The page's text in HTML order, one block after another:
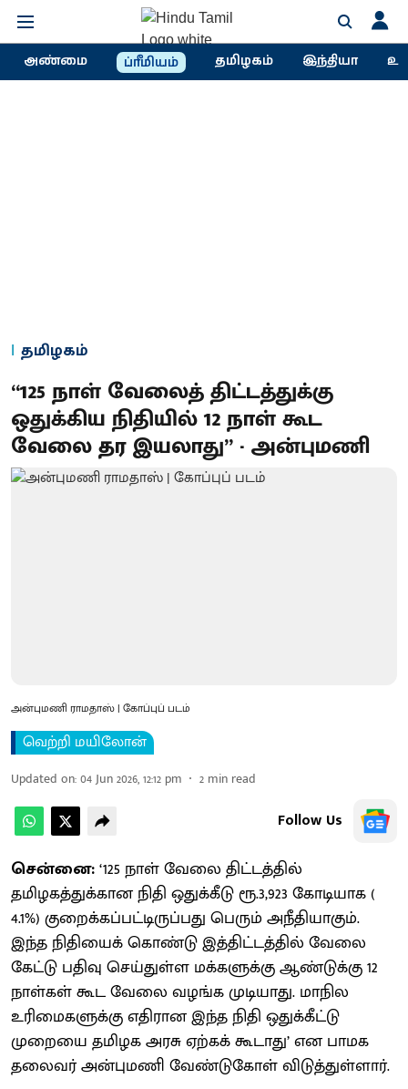
அண்மை ப்ரீமியம் தமிழகம் இந்தியா
தமிழகம்
“125 நாள் வேலைத் திட்டத்துக்கு
ஒதுக்கிய நிதியில் 12 நாள் கூட
வேலை தர இயலாது” - அன்புமணி
அன்புமணி ராமதாஸ் | கோப்புப் படம்
வெற்றி மயிலோன்
Updated on:04 Jun 2026, 12:12 pm 2 min read
Follow Us
சென்னை:‘125 நாள் வேலை திட்டத்தில்
தமிழகத்துக்கான நிதி ஒதுக்கீடு ரூ.3,923 கோடியாக (
4.1%) குறைக்கப்பட்டிருப்பது பெரும் அநீதியாகும்.
இந்த நிதியைக் கொண்டு இத்திட்டத்தில் வேலை
கேட்டு பதிவு செய்துள்ள மக்களுக்கு ஆண்டுக்கு 12
நாள்கள் கூட வேலை வழங்க முடியாது. மாநில
உரிமைகளுக்கு எதிரான இந்த நிதி ஒதுக்கீட்டு
முறையை தமிழக அரசு ஏற்கக் கூடாது’ என பாமக
தலைவர் அன்புமணி வேண்டுகோள் விடுத்துள்ளார்.